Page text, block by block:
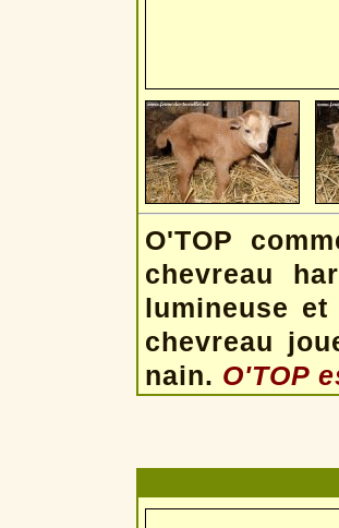
O'TOP
chevreau
lumineuse
chevreau
nain. O'TOP